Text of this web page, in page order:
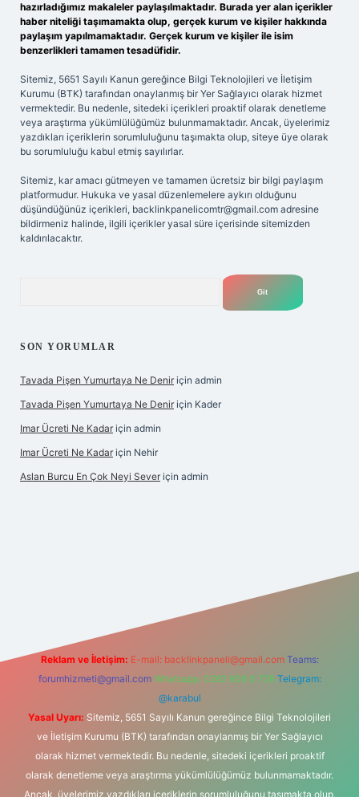
hazırladığımız makaleler paylaşılmaktadır. Burada yer alan içerikler
haber niteliği taşımamakta olup, gerçek kurum ve kişiler hakkında
paylaşım yapılmamaktadır. Gerçek kurum ve kişiler ile isim
benzerlikleri tamamen tesadüfidir.
Sitemiz, 5651 Sayılı Kanun gereğince Bilgi Teknolojileri ve İletişim
Kurumu (BTK) tarafından onaylanmış bir Yer Sağlayıcı olarak hizmet
vermektedir. Bu nedenle, sitedeki içerikleri proaktif olarak denetleme
veya araştırma yükümlülüğümüz bulunmamaktadır. Ancak, üyelerimiz
yazdıkları içeriklerin sorumluluğunu taşımakta olup, siteye üye olarak
bu sorumluluğu kabul etmiş sayılırlar.
Sitemiz, kar amacı gütmeyen ve tamamen ücretsiz bir bilgi paylaşım
platformudur. Hukuka ve yasal düzenlemelere aykırı olduğunu
düşündüğünüz içerikleri, backlinkpanelicomtr@gmail.com adresine
bildirmeniz halinde, ilgili içerikler yasal süre içerisinde sitemizden
kaldırılacaktır.
SON YORUMLAR
Tavada Pişen Yumurtaya Ne Denir için admin
Tavada Pişen Yumurtaya Ne Denir için Kader
Imar Ücreti Ne Kadar için admin
Imar Ücreti Ne Kadar için Nehir
Aslan Burcu En Çok Neyi Sever için admin
Reklam ve İletişim: E-mail: backlinkpaneli@gmail.com Teams:
forumhizmeti@gmail.com Whatsapp: 0262 606 0 726 Telegram:
@karabul
Yasal Uyarı: Sitemiz, 5651 Sayılı Kanun gereğince Bilgi Teknolojileri
ve İletişim Kurumu (BTK) tarafından onaylanmış bir Yer Sağlayıcı
olarak hizmet vermektedir. Bu nedenle, sitedeki içerikleri proaktif
olarak denetleme veya araştırma yükümlülüğümüz bulunmamaktadır.
Ancak, üyelerimiz yazdıkları içeriklerin sorumluluğunu taşımakta olup,